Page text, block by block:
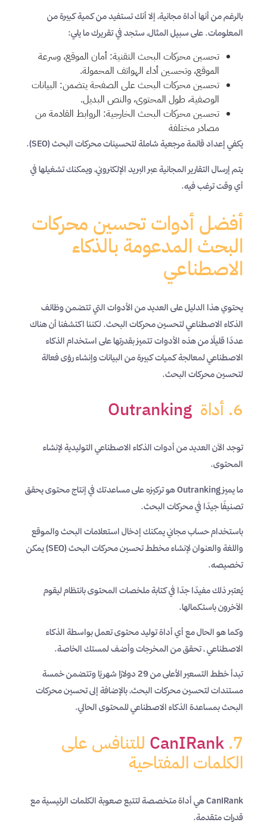
بالرغم من أنها أداة مجانية، إلا أنك تستفيد من كمية كبيرة من
المعلومات. على سبيل المثال، ستجد في تقريرك ما يلي:
تحسين محركات البحث التقنية: أمان الموقع، وسرعة
الموقع، وتحسين أداء الهواتف المحمولة.
تحسين محركات البحث على الصفحة يتضمن: البيانات
الوصفية، طول المحتوى، والنص البديل.
تحسين محركات البحث الخارجية: الروابط القادمة من
مصادر مختلفة
يكفي إعداد قائمة مرجعية شاملة لتحسينات محركات البحث (SEO).
يتم إرسال التقارير المجانية عبر البريد الإلكتروني، ويمكنك تشغيلها في
أي وقت ترغب فيه.
أفضل أدوات تحسين محركات
البحث المدعومة بالذكاء
الاصطناعي
يحتوي هذا الدليل على العديد من الأدوات التي تتضمن وظائف
الذكاء الاصطناعي لتحسين محركات البحث. لكننا اكتشفنا أن هناك
عددًا قليلًا من هذه الأدوات تتميز بقدرتها على استخدام الذكاء
الاصطناعي لمعالجة كميات كبيرة من البيانات وإنشاء رؤى فعالة
لتحسين محركات البحث.
6. أداة Outranking
توجد الآن العديد من أدوات الذكاء الاصطناعي التوليدية لإنشاء
المحتوى.
ما يميز Outranking هو تركيزه على مساعدتك في إنتاج محتوى يحقق
تصنيفًا جيدًا في محركات البحث.
باستخدام حساب مجاني يمكنك إدخال استعلامات البحث والموقع
واللغة والعنوان لإنشاء مخطط تحسين محركات البحث (SEO) يمكن
تخصيصه.
يُعتبر ذلك مفيدًا جدًا في كتابة ملخصات المحتوى بانتظام ليقوم
الآخرون باستكمالها.
وكما هو الحال مع أي أداة توليد محتوى تعمل بواسطة الذكاء
الاصطناعي ، تحقق من المخرجات وأضف لمستك الخاصة.
تبدأ خطط التسعير الأعلى من 29 دولارًا شهريًا وتتضمن خمسة
مستندات لتحسين محركات البحث، بالإضافة إلى تحسين محركات
البحث بمساعدة الذكاء الاصطناعي للمحتوى الحالي.
7.
CanIRank للتنافس على
الكلمات المفتاحية
CanIRank هي أداة متخصصة لتتبع صعوبة الكلمات الرئيسية مع
قدرات متقدمة.